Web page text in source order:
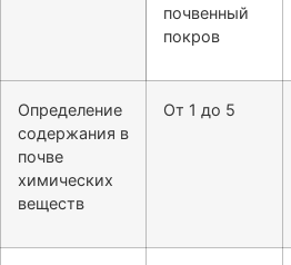
почвенный
покров
Определение
содержания в
почве
химических
веществ
От 1 до 5